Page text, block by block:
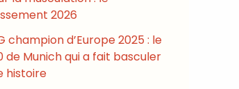
2026
champion d’Europe 2025 : le
de Munich qui a fait basculer
histoire